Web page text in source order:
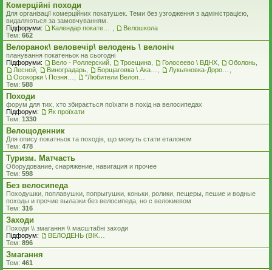
Комерцiйнi походи
Для організації комерційних покатушек. Теми без узгодження з адміністрацією,
видаляються за замовчуванням.
Підфоруми:
Велошкола
Тем: 662
Велоранок\ веловечір\ велодень \ велоніч
планування покатеньок на сьогодні
Підфоруми:
Вело - Роллерский Троещина Голосеево \ ВДНХ Оболонь
Лесной
Виноградарь
Тем: 588
Походи
форум для тих, хто збирається поїхати в похід на велосипедах
Підфорум:
Як проїхати
Тем: 1330
Велощоденник
Для опису покатньок та походів, що можуть стати еталоном
Тем: 478
Туризм. Матчасть
Оборудование, снаряжение, навигация и прочее
Тем: 598
Без велосипеда
Походушки, поплавушки, попрыгушки, коньки, ролики, пещеры, пешие и водные
походы и прочие вылазки без велосипеда, но с велокиевом
Тем: 316
Заходи
Походи \\ змагання \\ масштабні заходи
Підфорум:
Тем: 896
Змагання
Тем: 461